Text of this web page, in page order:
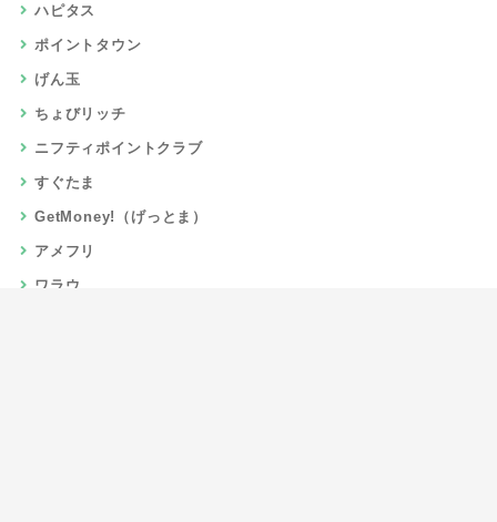
ハピタス
ポイントタウン
げん玉
ちょびリッチ
ニフティポイントクラブ
すぐたま
GetMoney!（げっとま）
アメフリ
ワラウ